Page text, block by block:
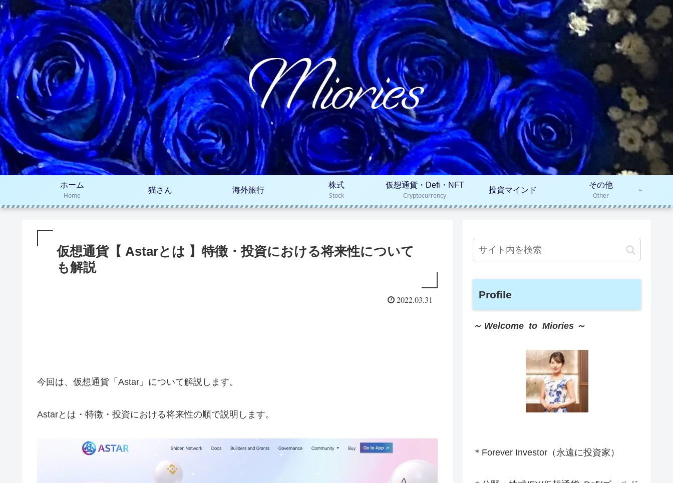
ホーム
Home
猫さん 海外旅行
株式
Stock
仮想通貨・Defi・NFT
Cryptocurrency
投資マインド
その他
Other
仮想通貨【 Astarとは 】特徴・投資における将来性について
も解説
2022.03.31
今回は、仮想通貨「Astar」について解説します。
Astarとは・特徴・投資における将来性の順で説明します。
Profile
～ Welcome to Miories ～
＊Forever Investor （永遠に投資家）